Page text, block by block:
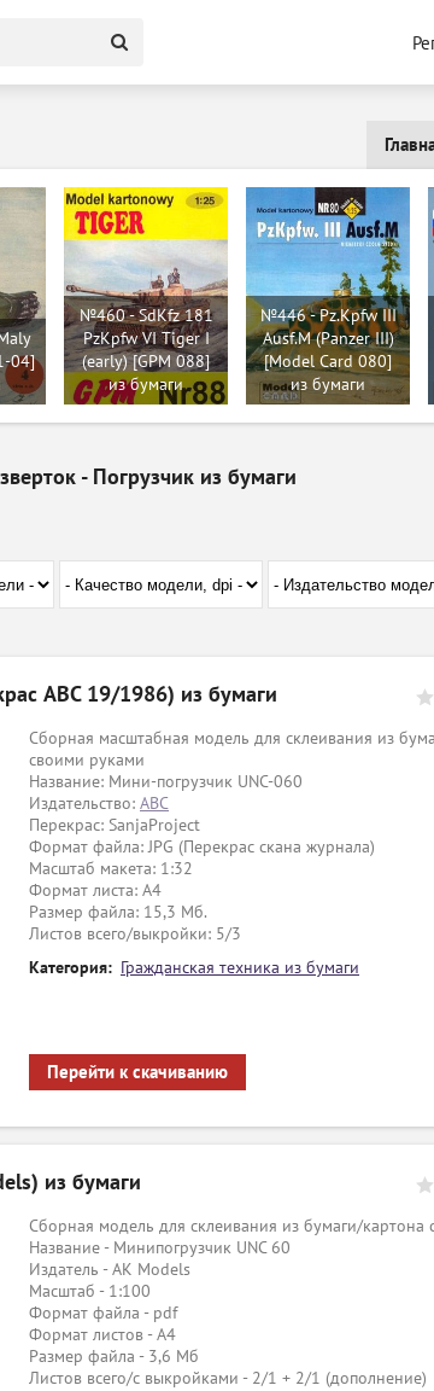
04]
№460 - SdKfz 181
PzKpfw VI Tiger I
(early) [GPM 088]
из бумаги
№446 - Pz.Kpfw III
Ausf.M (Panzer III)
[Model Card 080]
из бумаги
- Погрузчик из бумаги
ABC 19/1986) из бумаги
Сборная масштабная модель для склеивания из
своими руками
Название: Мини-погрузчик UNC-060
Издательство: ABC
Перекрас: SanjaProject
Формат файла: JPG (Перекрас скана журнала)
Масштаб макета: 1:32
Формат листа: А4
Размер файла: 15,3 Мб.
Листов всего/выкройки: 5/3
Категория: Гражданская техника из бумаги
Перейти к скачиванию
из бумаги
Сборная модель для склеивания из бумаги/картона
Название - Минипогрузчик UNC 60
Издатель - AK Models
Масштаб - 1:100
Формат файла - pdf
Формат листов - A4
Размер файла - 3,6 Мб
Листов всего/с выкройками - 2/1 + 2/1 (дополнение)